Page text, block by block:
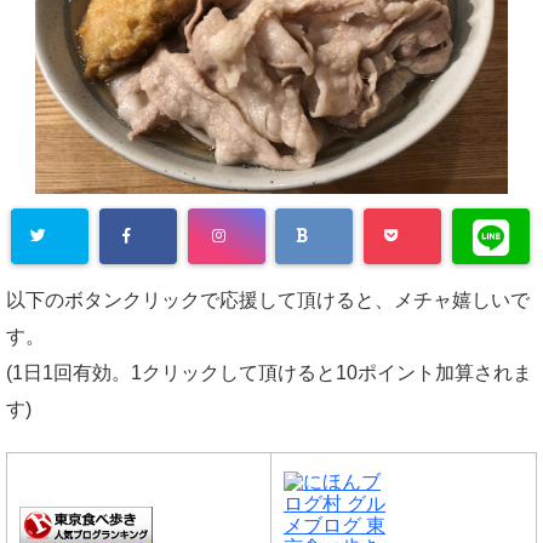
以下のボタンクリックで応援して頂けると、メチャ嬉しいで
す。
(1日1回有効。1クリックして頂けると10ポイント加算されま
す)